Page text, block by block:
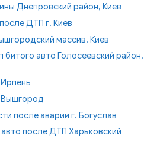
Днепровский район, Киев
ДТП г. Киев
массив, Киев
авто Голосеевский район,
Ирпень
Вышгород
после аварии г. Богуслав
после ДТП Харьковский